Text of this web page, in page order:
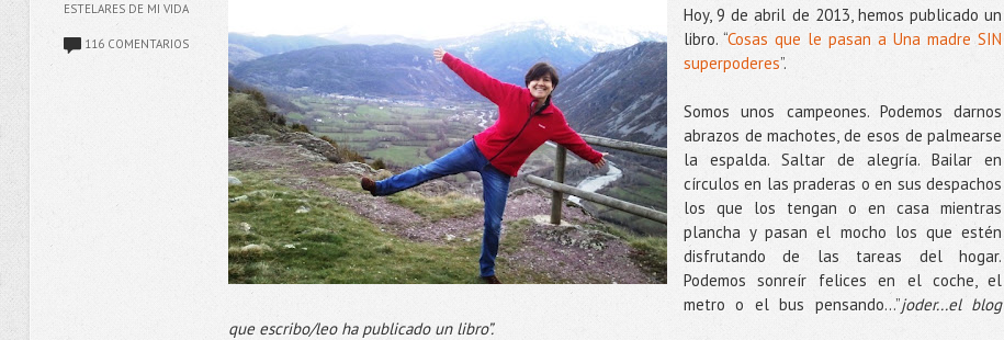
ESTELARES DE MI VIDA
116 COMENTARIOS
Hoy, 9 de abril de 2013, hemos publicado un
libro. “Cosas que le pasan a Una madre SIN
superpoderes”.
Somos unos campeones. Podemos darnos
abrazos de machotes, de esos de palmearse
la espalda. Saltar de alegría. Bailar en
círculos en las praderas o en sus despachos
los que los tengan o en casa mientras
plancha y pasan el mocho los que estén
disfrutando de las tareas del hogar.
Podemos sonreír felices en el coche, el
metro o el bus pensando...”joder...el blog
que escribo/leo ha publicado un libro”.